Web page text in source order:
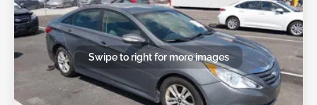
Swipe to right for more images